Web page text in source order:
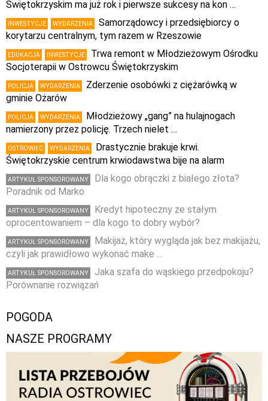
Świętokrzyskim ma już rok i pierwsze sukcesy na kon …
INWESTYCJE WYDARZENIA
Samorządowcy i przedsiębiorcy o
korytarzu centralnym, tym razem w Rzeszowie
EDUKACJA INWESTYCJE
Trwa remont w Młodzieżowym Ośrodku
Socjoterapii w Ostrowcu Świętokrzyskim
POLICJA WYDARZENIA
Zderzenie osobówki z ciężarówką w
gminie Ożarów
POLICJA WYDARZENIA
Młodzieżowy „gang” na hulajnogach
namierzony przez policję. Trzech nielet …
OSTROWIEC WYDARZENIA
Drastycznie brakuje krwi.
Świętokrzyskie centrum krwiodawstwa bije na alarm
ARTYKUŁ SPONSOROWANY
Dla kogo obrączki z białego złota?
Poradnik od Marko
ARTYKUŁ SPONSOROWANY
Kredyt hipoteczny ze stałym
oprocentowaniem – dla kogo to dobry wybór?
ARTYKUŁ SPONSOROWANY
Makijaż, który wygląda jak bez makijażu,
czyli jak prawidłowo wykonać make …
ARTYKUŁ SPONSOROWANY
Jaka szafa do wąskiego przedpokoju?
Porównanie rozwiązań
POGODA
NASZE PROGRAMY